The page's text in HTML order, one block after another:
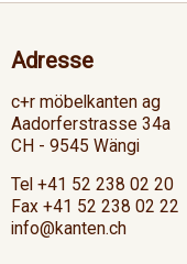
Adresse
c+r möbelkanten ag
Aadorferstrasse 34a
CH - 9545 Wängi
Tel +41 52 238 02 20
Fax +41 52 238 02 22
info@kanten.ch